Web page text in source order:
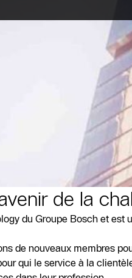
de la
du Groupe Bosch et est
de nouveaux membres
qui le service à la